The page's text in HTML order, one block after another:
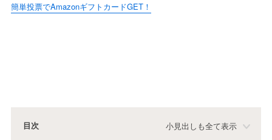
簡単投票でAmazonギフトカードGET！
目次 小見出しも全て表示